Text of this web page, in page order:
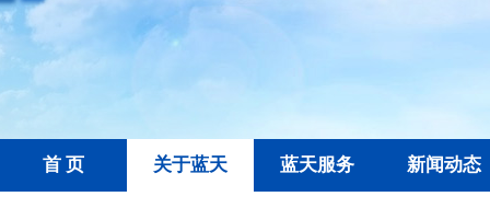
首 页 关于蓝天 蓝天服务 新闻动态